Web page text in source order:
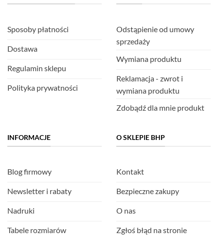
Sposoby płatności
Dostawa
Regulamin sklepu
Polityka prywatności
Odstąpienie od umowy
sprzedaży
Wymiana produktu
Reklamacja - zwrot i
wymiana produktu
Zdobądź dla mnie produkt
INFORMACJE
Blog firmowy
Newsletter i rabaty
Nadruki
Tabele rozmiarów
O SKLEPIE BHP
Kontakt
Bezpieczne zakupy
O nas
Zgłoś błąd na stronie